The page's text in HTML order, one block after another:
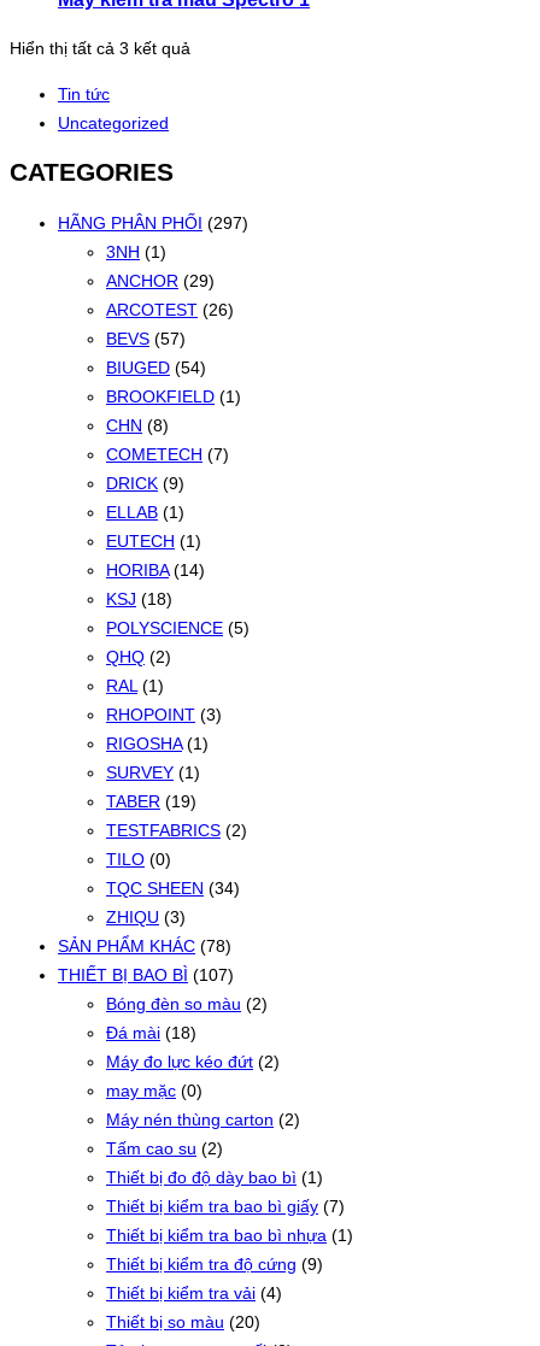
Hiển thị tất cả 3 kết quả
Tin tức
Uncategorized
CATEGORIES
HÃNG PHÂN PHỐI (297)
3NH (1)
ANCHOR (29)
ARCOTEST (26)
BEVS (57)
BIUGED (54)
BROOKFIELD (1)
CHN (8)
COMETECH (7)
DRICK (9)
ELLAB (1)
EUTECH (1)
HORIBA (14)
KSJ (18)
POLYSCIENCE (5)
QHQ (2)
RAL (1)
RHOPOINT (3)
RIGOSHA (1)
SURVEY (1)
TABER (19)
TESTFABRICS (2)
TILO (0)
TQC SHEEN (34)
ZHIQU (3)
SẢN PHẨM KHÁC (78)
THIẾT BỊ BAO BÌ (107)
Bóng đèn so màu (2)
Đá mài (18)
Máy đo lực kéo đứt (2)
may mặc (0)
Máy nén thùng carton (2)
Tấm cao su (2)
Thiết bị đo độ dày bao bì (1)
Thiết bị kiểm tra bao bì giấy (7)
Thiết bị kiểm tra bao bì nhựa (1)
Thiết bị kiểm tra độ cứng (9)
Thiết bị kiểm tra vải (4)
Thiết bị so màu (20)